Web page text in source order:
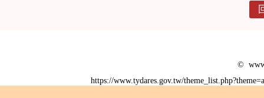
©
https://www.tydares.gov.tw/